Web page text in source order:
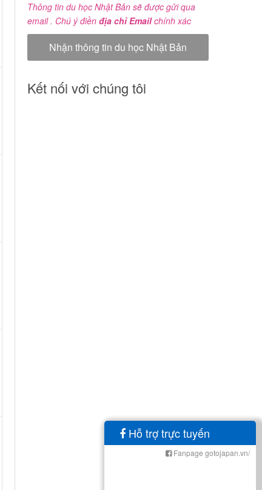
Thông tin du học Nhật Bản sẽ được gửi qua
email . Chú ý điền địa chỉ Emailchính xác
Kết nối với chúng tôi
Hỗ trợ trực tuyến
Fanpage gotojapan.vn/